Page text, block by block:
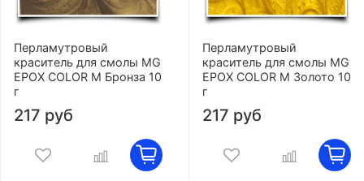
Перламутровый
краситель для смолы MG
EPOX COLOR M Бронза 10
г
217 руб
Перламутровый
краситель для смолы MG
EPOX COLOR M Золото 10
г
217 руб